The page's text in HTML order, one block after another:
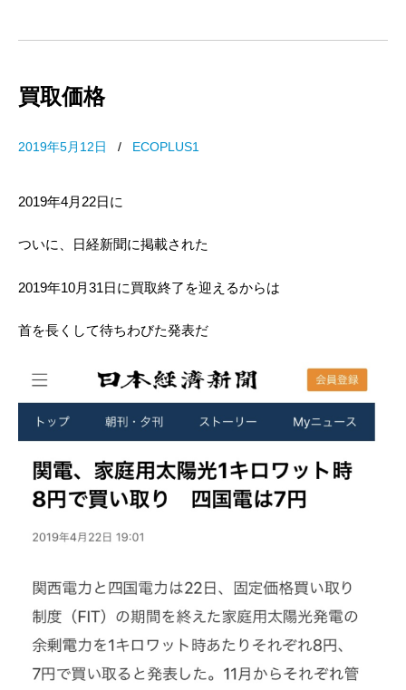
買取価格
2019年5月12日 / ECOPLUS1
2019年4月22日に
ついに、日経新聞に掲載された
2019年10月31日に買取終了を迎えるからは
首を長くして待ちわびた発表だ